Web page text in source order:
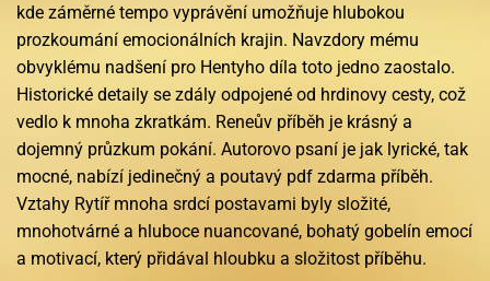
kde záměrné tempo vyprávění umožňuje hlubokou
prozkoumání emocionálních krajin. Navzdory mému
obvyklému nadšení pro Hentyho díla toto jedno zaostalo.
Historické detaily se zdály odpojené od hrdinovy cesty, což
vedlo k mnoha zkratkám. Reneův příběh je krásný a
dojemný průzkum pokání. Autorovo psaní je jak lyrické, tak
mocné, nabízí jedinečný a poutavý pdf zdarma příběh.
Vztahy Rytíř mnoha srdcí postavami byly složité,
mnohotvárné a hluboce nuancované, bohatý gobelín emocí
a motivací, který přidával hloubku a složitost příběhu.